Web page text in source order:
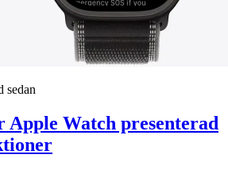
sedan
Apple Watch presenterad